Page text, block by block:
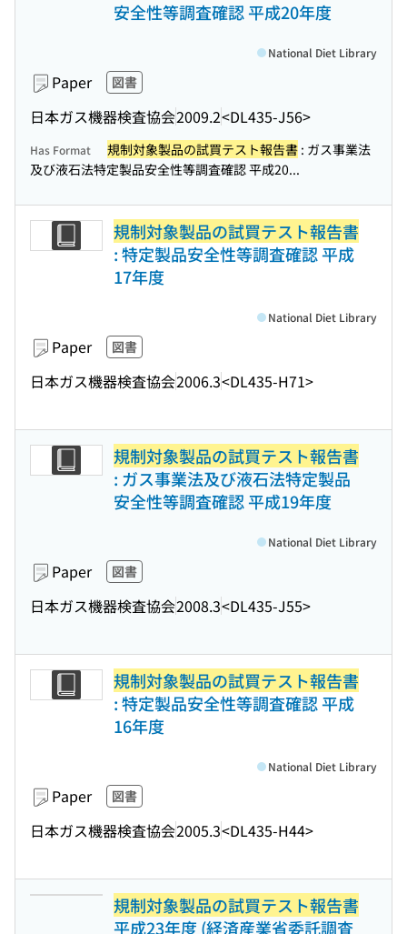
安全性等調査確認 平成20年度
Paper 図書
日本ガス機器検査協会2009.2<DL435-J56>
National Diet Library
Has Format 規制対象製品の試買テスト報告書 : ガス事業法
及び液石法特定製品安全性等調査確認 平成20...
規制対象製品の試買テスト報告書
: 特定製品安全性等調査確認 平成
17年度
Paper 図書
日本ガス機器検査協会2006.3<DL435-H71>
National Diet Library
規制対象製品の試買テスト報告書
: ガス事業法及び液石法特定製品
安全性等調査確認 平成19年度
Paper 図書
日本ガス機器検査協会2008.3<DL435-J55>
National Diet Library
規制対象製品の試買テスト報告書
: 特定製品安全性等調査確認 平成
16年度
Paper 図書
日本ガス機器検査協会2005.3<DL435-H44>
National Diet Library
規制対象製品の試買テスト報告書
平成23年度 (経済産業省委託調査